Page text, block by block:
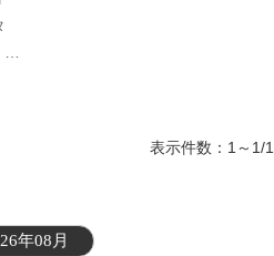
表示件数：1～1/1
年08月